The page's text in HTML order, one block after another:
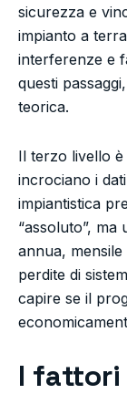
sicurezza e
impianto a
interferenze e
questi
teorica.
Il terzo livello è
incrociano i
impiantistica
“assoluto”,
annua,
perdite di
capire se il
I fattori